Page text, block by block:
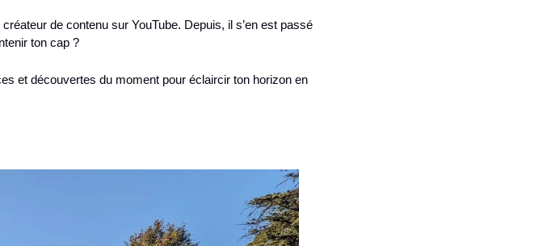
de contenu sur YouTube. Depuis, il s’en est passé
ton cap ?
et découvertes du moment pour éclaircir ton horizon en